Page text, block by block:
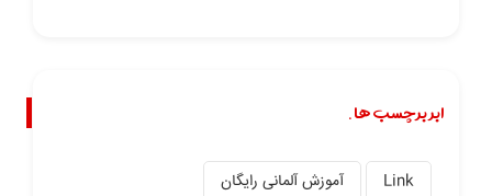
ابر برچسب ها.
Link
آموزش آلمانی رایگان